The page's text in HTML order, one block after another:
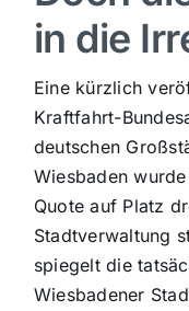
Sport
Kultur
Panorama
Mein Stadtteil
in die
Eine kürzlich
Kraftfahrt-
deutschen
Wiesbaden
Quote auf Platz
Stadtverwaltung
spiegelt die
Wiesbadener